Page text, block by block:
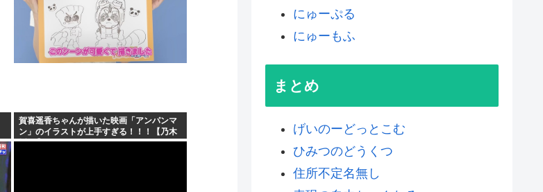
賀喜遥香ちゃんが描いた映画「アンパンマ
ン」のイラストが上手すぎる！！！【乃木
坂46】
にゅーぷる
にゅーもふ
まとめ
げいのーどっとこむ
ひみつのどうくつ
住所不定名無し